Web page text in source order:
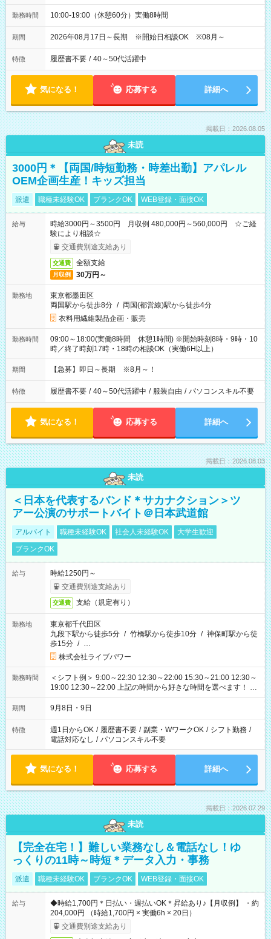
勤務時間 10:00-19:00（休憩60分）実働8時間
期間 2026年08月17日～長期 ※開始日相談OK ※08月～
特徴 履歴書不要 / 40～50代活躍中
気になる！ 応募する 詳細へ
掲載日：2026.08.05
未読
3000円＊【両国/時短勤務・時差出勤】アパレル
OEM企画生産！キッズ担当
派遣 職種未経験OK ブランクOK WEB登録・面接OK
給与
時給3000円～3500円 月収例 480,000円～560,000円 ☆ご経
験により相談☆
交通費別途支給あり
交通費 全額支給
月収例 30万円～
勤務地
東京都墨田区
両国駅から徒歩8分 / 両国(都営線)駅から徒歩4分
衣料用繊維製品企画・販売
勤務時間
09:00～18:00(実働8時間 休憩1時間) ※開始時刻8時・9時・10
時／終了時刻17時・18時の相談OK（実働6H以上）
期間 【急募】即日～長期 ※8月～！
特徴 履歴書不要 / 40～50代活躍中 / 服装自由 / パソコンスキル不要
気になる！ 応募する 詳細へ
掲載日：2026.08.03
未読
＜日本を代表するバンド＊サカナクション＞ツ
アー公演のサポートバイト＠日本武道館
アルバイト 職種未経験OK 社会人未経験OK
大学生歓迎
ブランクOK
給与
時給1250円～
交通費別途支給あり
交通費 支給（規定有り）
勤務地
東京都千代田区
九段下駅から徒歩5分 / 竹橋駅から徒歩10分 / 神保町駅から徒
歩15分 / …
株式会社ライブパワー
勤務時間
＜シフト例＞ 9:00～22:30 12:30～22:00 15:30～21:00 12:30～
19:00 12:30～22:00 上記の時間から好きな時間を選べます！ ※
時間は変更となる可能性があります
期間 9月8日・9日
特徴 週1日からOK / 履歴書不要 / 副業・WワークOK / シフト勤務 /
電話対応なし / パソコンスキル不要
気になる！ 応募する 詳細へ
掲載日：2026.07.29
未読
【完全在宅！】難しい業務なし＆電話なし！ゆ
っくりの11時～時短＊データ入力・事務
派遣 職種未経験OK ブランクOK WEB登録・面接OK
給与
◆時給1,700円＊日払い・週払いOK＊昇給あり♪【月収例】 ・約
204,000円 （時給1,700円 × 実働6h × 20日）
交通費別途支給あり